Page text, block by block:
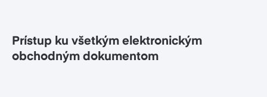
Prístup ku všetkým elektronickým
obchodným dokumentom